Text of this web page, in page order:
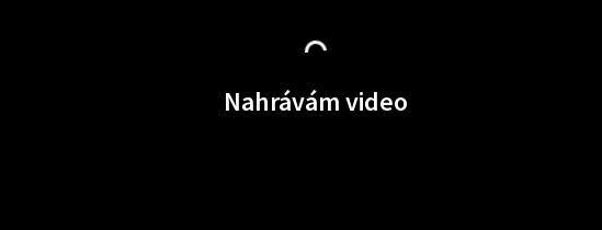
Nahrávám video